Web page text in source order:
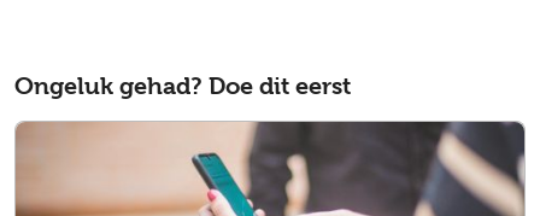
Ongeluk gehad? Doe dit eerst